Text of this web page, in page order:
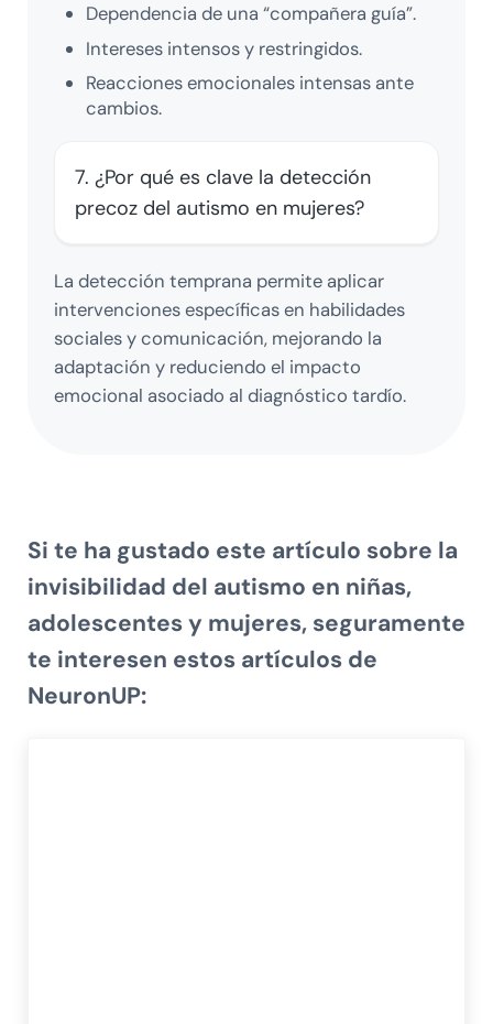
Dependencia de una “compañera guía”.
Intereses intensos y restringidos.
Reacciones emocionales intensas ante
cambios.
7. ¿Por qué es clave la detección
precoz del autismo en mujeres?
La detección temprana permite aplicar
intervenciones específicas en habilidades
sociales y comunicación, mejorando la
adaptación y reduciendo el impacto
emocional asociado al diagnóstico tardío.
Si te ha gustado este artículo sobre la
invisibilidad del autismo en niñas,
adolescentes y mujeres, seguramente
te interesen estos artículos de
NeuronUP: